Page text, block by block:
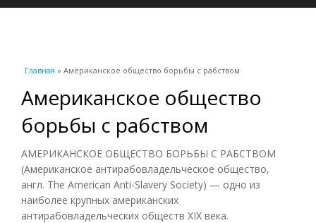
Вы здесь
Главная » Американское общество борьбы с рабством
Американское общество
борьбы с рабством
АМЕРИКАНСКОЕ ОБЩЕСТВО БОРЬБЫ С РАБСТВОМ
(Американское антирабовладельческое общество,
англ. The American Anti-Slavery Society) — одно из
наиболее крупных американских
антирабовладельческих обществ XIX века.